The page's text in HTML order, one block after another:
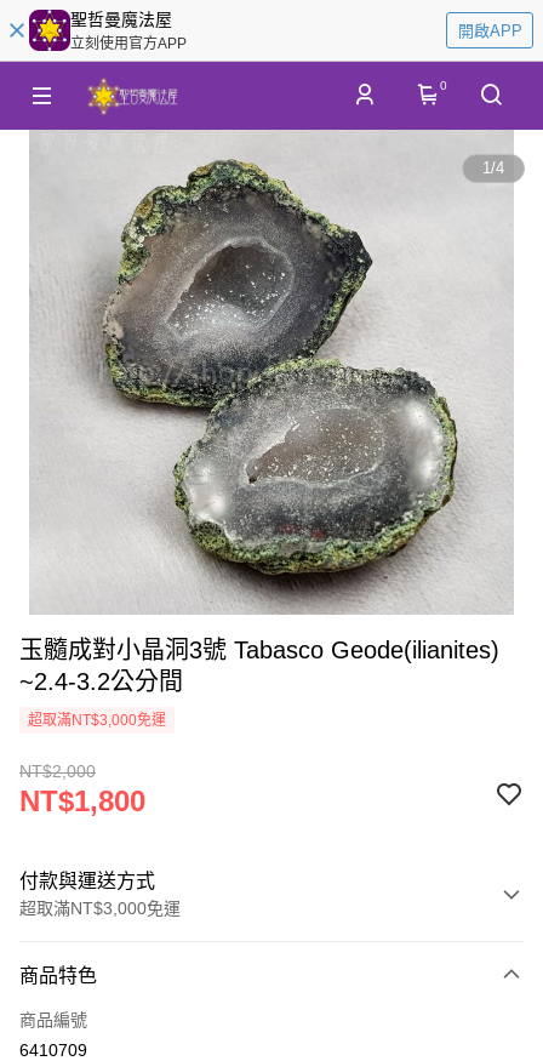
聖哲曼魔法屋
立刻使用官方APP
開啟APP
0
1/4
玉髓成對小晶洞3號 Tabasco Geode(ilianites)
~2.4-3.2公分間
超取滿NT$3,000免運
NT$2,000
NT$1,800
付款與運送方式
超取滿NT$3,000免運
信用卡一次付款
超商取貨付款
商品特色
商品編號
6410709